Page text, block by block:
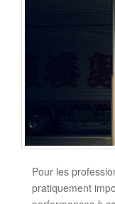
Pour les
pratiquement